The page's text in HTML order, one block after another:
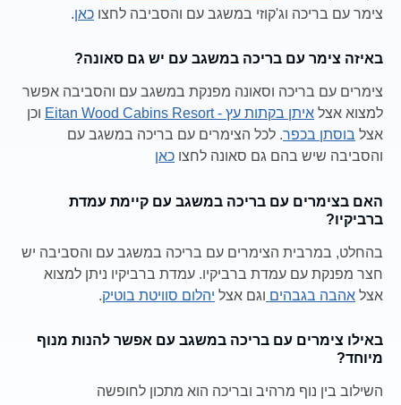
צימר עם בריכה וג'קוזי במשגב עם והסביבה לחצו כאן.
באיזה צימר עם בריכה במשגב עם יש גם סאונה?
צימרים עם בריכה וסאונה מפנקת במשגב עם והסביבה אפשר
למצוא אצל איתן בקתות עץ - Eitan Wood Cabins Resort
וכן
אצל בוסתן בכפר. לכל הצימרים עם בריכה במשגב עם
והסביבה שיש בהם גם סאונה לחצו כאן
האם בצימרים עם בריכה במשגב עם קיימת עמדת
ברביקיו?
בהחלט, במרבית הצימרים עם בריכה במשגב עם והסביבה יש
חצר מפנקת עם עמדת ברביקיו. עמדת ברביקיו ניתן למצוא
אצל אהבה בגבהים וגם אצל יהלום סוויטת בוטיק.
באילו צימרים עם בריכה במשגב עם אפשר להנות מנוף
מיוחד?
השילוב בין נוף מרהיב ובריכה הוא מתכון לחופשה